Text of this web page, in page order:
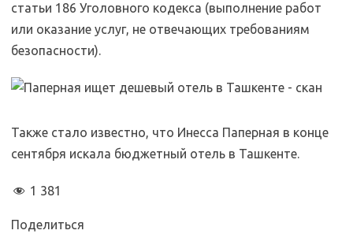
статьи 186 Уголовного кодекса (выполнение работ
или оказание услуг, не отвечающих требованиям
безопасности).
Также стало известно, что Инесса Паперная в конце
сентября искала бюджетный отель в Ташкенте.
1 381
Поделиться